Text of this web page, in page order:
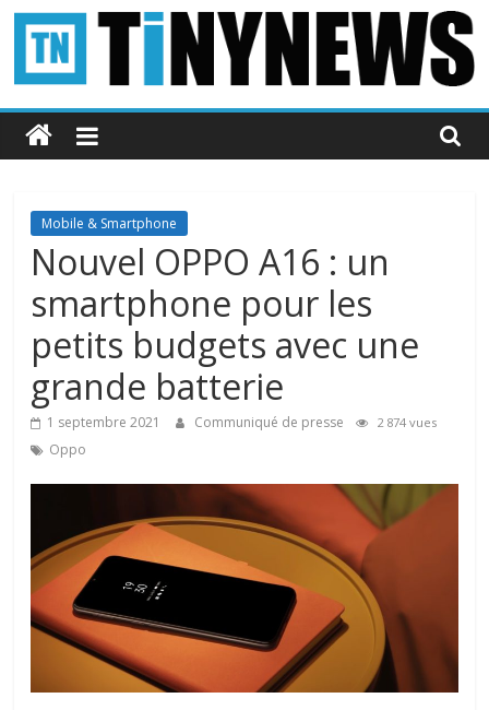
Passer
contenu
Tinynews
Le
belge
connecté
Mobile & Smartphone
Nouvel OPPO A16 : un
smartphone pour les
petits budgets avec une
grande batterie
1 septembre 2021 Communiqué de presse 2 874 vues
Oppo